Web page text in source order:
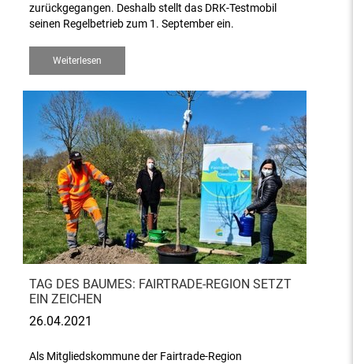
zurückgegangen. Deshalb stellt das DRK-Testmobil
seinen Regelbetrieb zum 1. September ein.
Weiterlesen
TAG DES BAUMES: FAIRTRADE-REGION SETZT
EIN ZEICHEN
26.04.2021
Als Mitgliedskommune der Fairtrade-Region